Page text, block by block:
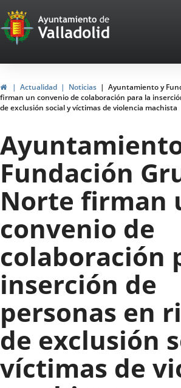
Portal
Web
del
Ayuntamiento
de
Valladolid
HomeActualidad Noticias
Ayuntamiento y
firman un convenio de colaboración para la
de exclusión social y víctimas de violencia machista
Fundación
Norte firman
convenio de
colaboración
inserción de
personas en
de exclusión
víctimas de